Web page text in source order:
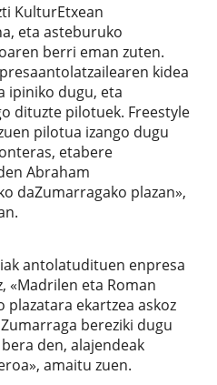
KulturEtxean
eta asteburuko
berri eman zuten.
kidea
ipiniko dugu, eta
dituzte pilotuek. Freestyle
pilotua izango dugu
etabere
Abraham
daZumarragako plazan»,
antolatudituen enpresa
«Madrilen eta Roman
ekartzea askoz
bereziki dugu
den, alajendeak
amaitu zuen.